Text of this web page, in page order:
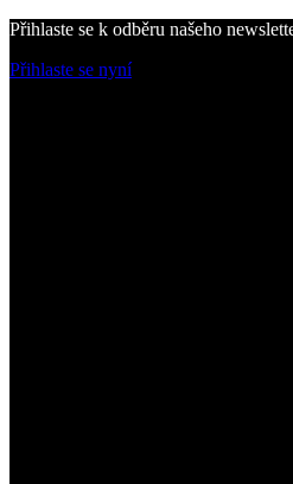
Přihlaste se k odběru našeho
Přihlaste se nyní